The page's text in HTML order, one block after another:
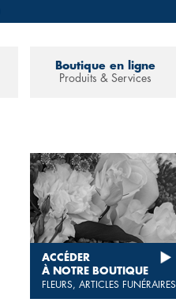
Boutique en ligne
Produits & Services
ACCÉDER
À NOTRE BOUTIQUE
FLEURS, ARTICLES FUNÉRAIRES